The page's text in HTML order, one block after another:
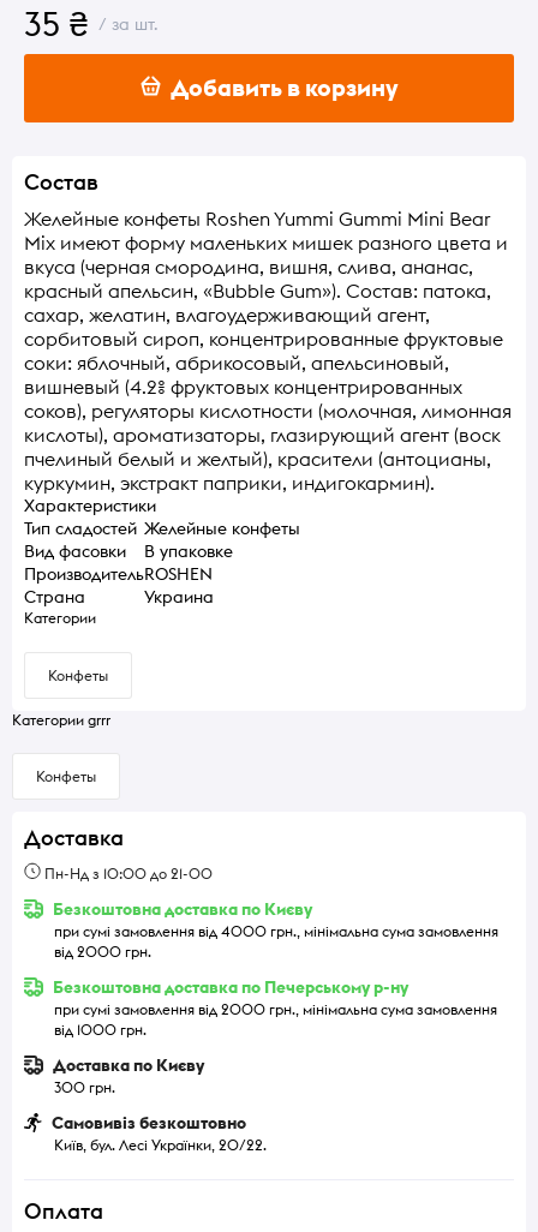
35 ₴ / за шт.
Добавить в корзину
Состав
Желейные конфеты Roshen Yummi Gummi Mini Bear
Mix имеют форму маленьких мишек разного цвета и
вкуса (черная смородина, вишня, слива, ананас,
красный апельсин, «Bubble Gum»). Состав: патока,
сахар, желатин, влагоудерживающий агент,
сорбитовый сироп, концентрированные фруктовые
соки: яблочный, абрикосовый, апельсиновый,
вишневый (4.2% фруктовых концентрированных
соков), регуляторы кислотности (молочная, лимонная
кислоты), ароматизаторы, глазирующий агент (воск
пчелиный белый и желтый), красители (антоцианы,
куркумин, экстракт паприки, индигокармин).
Характеристики
Тип сладостей Желейные конфеты
Вид фасовки
В упаковке
ПроизводительROSHEN
Страна
Украина
Категории
Конфеты
Категории grrr
Конфеты
Доставка
Пн-Нд з 10:00 до 21-00
Безкоштовна доставка по Києву
при сумі замовлення від 4000 грн., мінімальна сума замовлення
від 2000 грн.
Безкоштовна доставка по Печерському р-ну
при сумі замовлення від 2000 грн., мінімальна сума замовлення
від 1000 грн.
Доставка по Києву
300 грн.
Самовивіз безкоштовно
Київ, бул. Лесі Українки, 20/22.
Оплата